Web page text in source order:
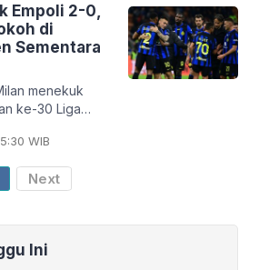
Empoli 2-0,
di
Sementara
menekuk
ke-30 Liga
dini hari WIB.
WIB
Next
Ini